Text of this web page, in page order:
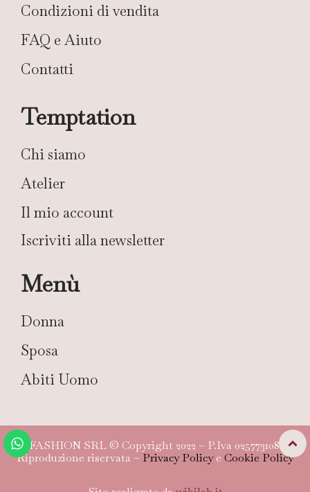
Condizioni di vendita
FAQ e Aiuto
Contatti
Temptation
Chi siamo
Atelier
Il mio account
Iscriviti alla newsletter
Menù
Donna
Sposa
Abiti Uomo
TG FASHION SRL © Copyright 2022 – P.Iva 02577310804 –
Riproduzione riservata – Privacy Policye Cookie Policy